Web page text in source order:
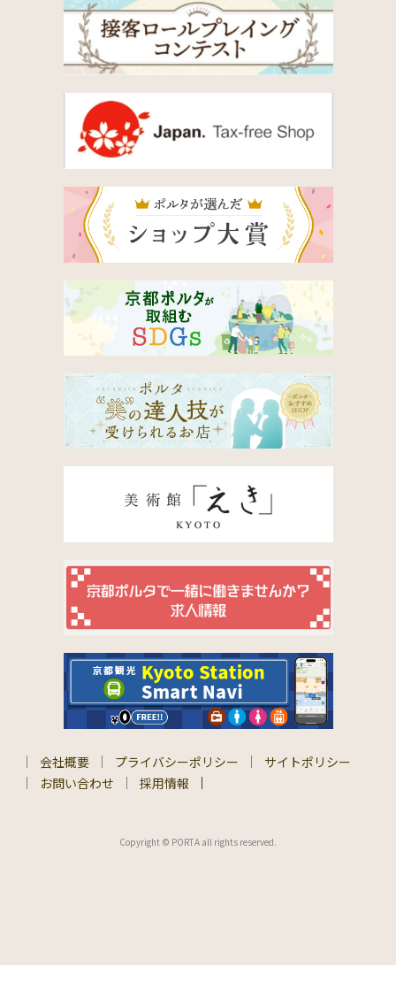
会社概要 プライバシーポリシー
サイトポリシー
お問い合わせ
採用情報
Copyright © PORTA all rights reserved.